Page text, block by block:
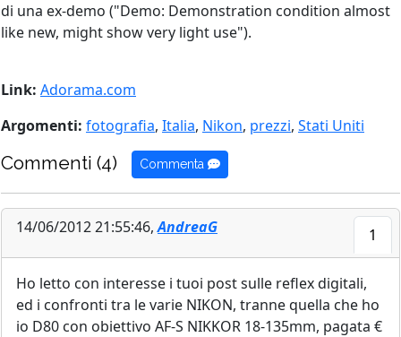
di una ex-demo ("Demo: Demonstration condition almost
like new, might show very light use").
Link: Adorama.com
Argomenti: fotografia, Italia, Nikon, prezzi, Stati Uniti
Commenti (4) Commenta
14/06/2012 21:55:46,AndreaG 1
Ho letto con interesse i tuoi post sulle reflex digitali,
ed i confronti tra le varie NIKON, tranne quella che ho
io D80 con obiettivo AF-S NIKKOR 18-135mm, pagata €